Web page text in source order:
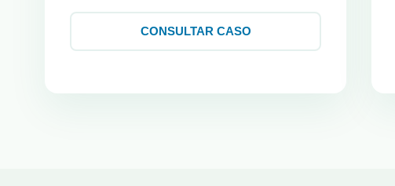
CONSULTAR CASO